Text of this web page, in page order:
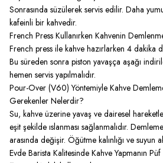
Sonrasında süzülerek servis edilir. Daha
kafeinli bir kahvedir.
French Press Kullanırken Kahvenin
French press ile kahve hazırlarken 4 dakika
Bu süreden sonra piston yavaşça aşağı
hemen servis yapılmalıdır.
Pour-Over (V60) Yöntemiyle Kahve
Gerekenler Nelerdir?
Su, kahve üzerine yavaş ve dairesel
eşit şekilde ıslanması sağlanmalıdır.
arasında değişir. Öğütme kalınlığı ve suyun
Evde Barista Kalitesinde Kahve Yapmanın